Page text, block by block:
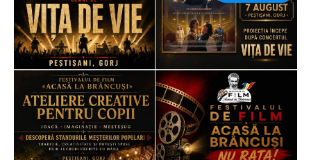
Adaugă aici textul pentru
subtitluAdaugă aici
textul pentru
subtitluAdaugă aici
textul pentru
subtitluAdaugă aici
textul pentru subti